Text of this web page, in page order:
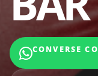
CONVERSE